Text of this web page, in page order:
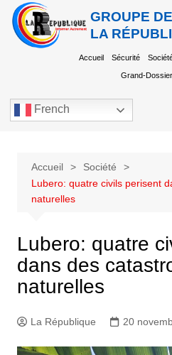
GROUPE
LA
Accueil Sécurité
Grand-Dossier
French
Accueil
Société
Lubero: quatre civils perisent
naturelles
Lubero: quatre
dans des
naturelles
La République 20